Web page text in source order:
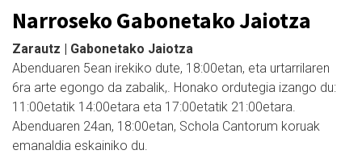
Narroseko Gabonetako Jaiotza
Zarautz | Gabonetako Jaiotza
Abenduaren 5ean irekiko dute, 18:00etan, eta urtarrilaren
6ra arte egongo da zabalik,. Honako ordutegia izango du:
11:00etatik 14:00etara eta 17:00etatik 21:00etara.
Abenduaren 24an, 18:00etan, Schola Cantorum koruak
emanaldia eskainiko du.